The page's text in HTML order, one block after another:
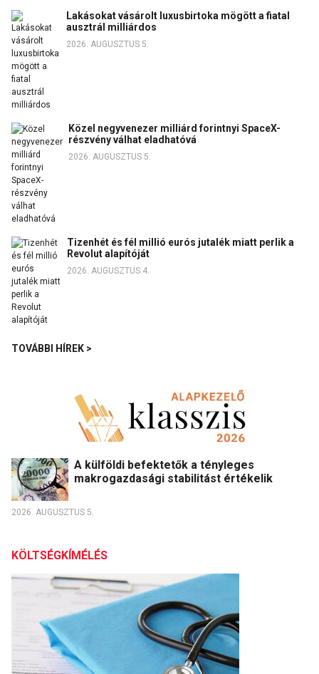
Lakásokat vásárolt luxusbirtoka mögött a fiatal
ausztrál milliárdos
2026. AUGUSZTUS 5.
Közel negyvenezer milliárd forintnyi SpaceX-
részvény válhat eladhatóvá
2026. AUGUSZTUS 5.
Tizenhét és fél millió eurós jutalék miatt perlik a
Revolut alapítóját
2026. AUGUSZTUS 4.
TOVÁBBI HÍREK >
A külföldi befektetők a tényleges
makrogazdasági stabilitást értékelik
2026. AUGUSZTUS 5.
KÖLTSÉGKÍMÉLÉS